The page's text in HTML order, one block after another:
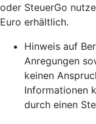
oder SteuerGo
Euro erhältlich.
Hinweis auf
Anregungen
keinen
Informationen
durch einen